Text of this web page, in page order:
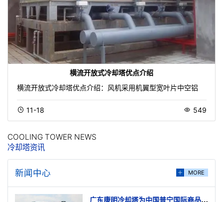
横流开放式冷却塔优点介绍
横流开放式冷却塔优点介绍：风机采用机翼型宽叶片中空铝
11-18 549
COOLING TOWER NEWS
冷却塔资讯
新闻中心 MORE
广东康明冷却塔为中国普宁国际商品城